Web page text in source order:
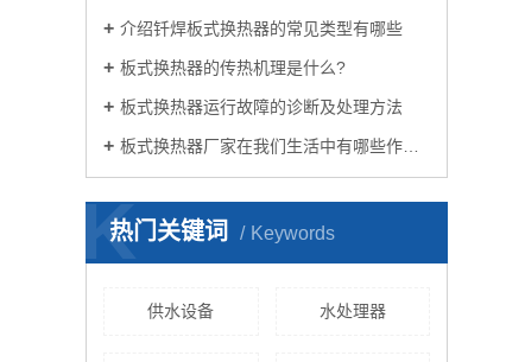
介绍钎焊板式换热器的常见类型有哪些
板式换热器的传热机理是什么?
板式换热器运行故障的诊断及处理方法
板式换热器厂家在我们生活中有哪些作用？
热门关键词 Keywords
K
供水设备 水处理器